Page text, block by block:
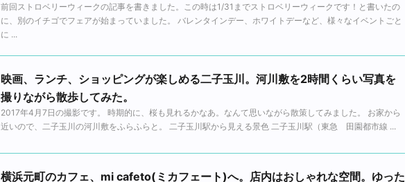
前回ストロベリーウィークの記事を書きました。この時は1/31までストロベリーウィークです！と書いたの
に、別のイチゴでフェアが始まっていました。 バレンタインデー、ホワイトデーなど、様々なイベントごと
に ...
映画、ランチ、ショッピングが楽しめる二子玉川。河川敷を2時間くらい写真を
撮りながら散歩してみた。
2017年4月7日の撮影です。 時期的に、桜も見れるかなあ。なんて思いながら散策してみました。 お家から
近いので、二子玉川の河川敷をふらふらと。 二子玉川駅から見える景色 二子玉川駅（東急 田園都市線 ...
横浜元町のカフェ、mi cafeto(ミカフェート)へ。店内はおしゃれな空間。ゆった